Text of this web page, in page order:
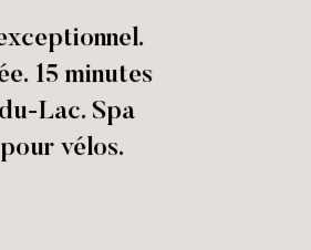
15 minutes
Lac. Spa
vélos.